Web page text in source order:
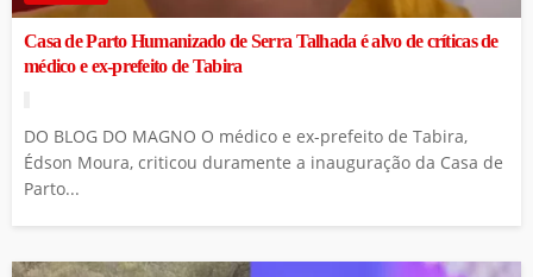
Casa de Parto Humanizado de Serra Talhada é alvo de críticas de
médico e ex-prefeito de Tabira
DO BLOG DO MAGNO O médico e ex-prefeito de Tabira,
Édson Moura, criticou duramente a inauguração da Casa de
Parto...